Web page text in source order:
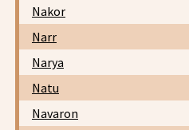
Nakor
Narr
Narya
Natu
Navaron